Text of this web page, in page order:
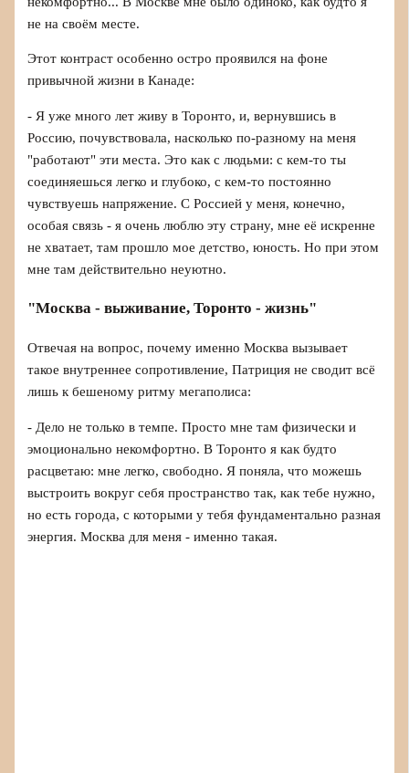
не на своём месте.
Этот контраст особенно остро проявился на фоне
привычной жизни в Канаде:
- Я уже много лет живу в Торонто, и, вернувшись в
Россию, почувствовала, насколько по-разному на меня
"работают" эти места. Это как с людьми: с кем-то ты
соединяешься легко и глубоко, с кем-то постоянно
чувствуешь напряжение. С Россией у меня, конечно,
особая связь - я очень люблю эту страну, мне её искренне
не хватает, там прошло мое детство, юность. Но при этом
мне там действительно неуютно.
"Москва - выживание, Торонто - жизнь"
Отвечая на вопрос, почему именно Москва вызывает
такое внутреннее сопротивление, Патриция не сводит всё
лишь к бешеному ритму мегаполиса:
- Дело не только в темпе. Просто мне там физически и
эмоционально некомфортно. В Торонто я как будто
расцветаю: мне легко, свободно. Я поняла, что можешь
выстроить вокруг себя пространство так, как тебе нужно,
но есть города, с которыми у тебя фундаментально разная
энергия. Москва для меня - именно такая.